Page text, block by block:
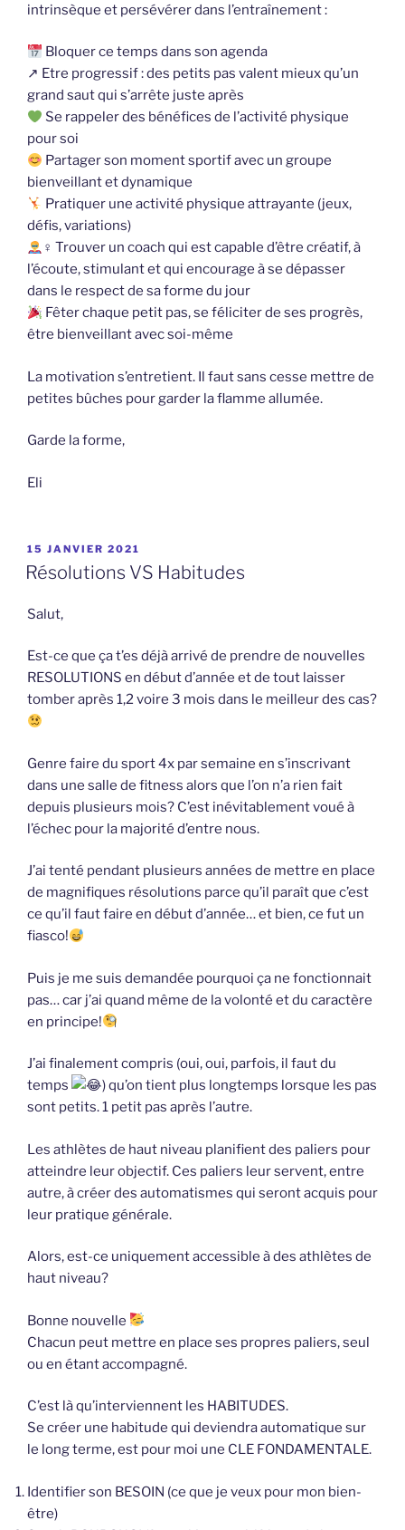
intrinsèque et persévérer dans l’entraînement :
Bloquer ce temps dans son agenda
↗ Etre progressif : des petits pas valent mieux qu’un
grand saut qui s’arrête juste après
Se rappeler des bénéfices de l’activité physique
pour soi
Partager son moment sportif avec un groupe
bienveillant et dynamique
‍ Pratiquer une activité physique attrayante (jeux,
défis, variations)
‍♀ Trouver un coach qui est capable d’être créatif, à
l’écoute, stimulant et qui encourage à se dépasser
dans le respect de sa forme du jour
Fêter chaque petit pas, se féliciter de ses progrès,
être bienveillant avec soi-même
La motivation s’entretient. Il faut sans cesse mettre de
petites bûches pour garder la flamme allumée.
Garde la forme,
Eli
PUBLIÉ
LE
15 JANVIER 2021
Résolutions VS Habitudes
Salut,
Est-ce que ça t’es déjà arrivé de prendre de nouvelles
RESOLUTIONS en début d’année et de tout laisser
tomber après 1,2 voire 3 mois dans le meilleur des cas?
Genre faire du sport 4x par semaine en s’inscrivant
dans une salle de fitness alors que l’on n’a rien fait
depuis plusieurs mois? C’est inévitablement voué à
l’échec pour la majorité d’entre nous.
J’ai tenté pendant plusieurs années de mettre en place
de magnifiques résolutions parce qu’il paraît que c’est
ce qu’il faut faire en début d’année… et bien, ce fut un
fiasco!
Puis je me suis demandée pourquoi ça ne fonctionnait
pas… car j’ai quand même de la volonté et du caractère
en principe!
J’ai finalement compris (oui, oui, parfois, il faut du
temps
) qu’on tient plus longtemps lorsque les pas
sont petits. 1 petit pas après l’autre.
Les athlètes de haut niveau planifient des paliers pour
atteindre leur objectif. Ces paliers leur servent, entre
autre, à créer des automatismes qui seront acquis pour
leur pratique générale.
Alors, est-ce uniquement accessible à des athlètes de
haut niveau?
Bonne nouvelle
Chacun peut mettre en place ses propres paliers, seul
ou en étant accompagné.
C’est là qu’interviennent les HABITUDES.
Se créer une habitude qui deviendra automatique sur
le long terme, est pour moi une CLE FONDAMENTALE.
Identifier son BESOIN (ce que je veux pour mon bien-
être)